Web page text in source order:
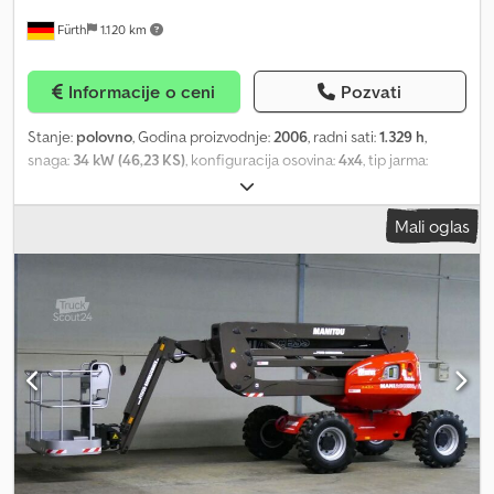
SVETA) / KOD IZVOZA SE PLAĆA SAMO NETO IZNOS (!) ∗∗∗ © pb
Fürth 1.120 km
Informacije o ceni Pozvati
Stanje: polovno, Godina proizvodnje:2006, radni sati:1.329 h,
snaga: 34 kW (46,23 KS), konfiguracija osovina:4x4, tip jarma:
16.500 mm
građevinska visina:230 mm, vrsta goriva:dizel, dimenzija gume:
crvena
transportna dužina:7.040 mm, transportna širina:2.320 mm,
pogon na sve točkove ,
Terenska zglobno-teleskopska radna platforma MANITOU, tip: 160
ATJ 4x4x4, prvo korišćenje: 2007, RADNA VISINA: 16,50 m (prema
podacima proizvođača), bočni doseg: 9,50 m (prema podacima
proizvođača), POGON NA SVE TOČKOVE I SVE TOČKOVE
UPRAVLJANJE (4x4x4), KIPUĆA OSOVINA, 4-cilindarski PERKINS
dizel motor (46,2 KS / 34,0 kW), NOSIVOST KORPE: 230 kg (2 osobe /
materijal), PENJANJE: 40%, hidraulično okretanje korpe 180°
vodoravno, samonivelišuća platforma, zakačke za transport i
pridržavanje. PREDNOSTI / KARAKTERISTIKE: KOMPAKTNE
Mali oglas